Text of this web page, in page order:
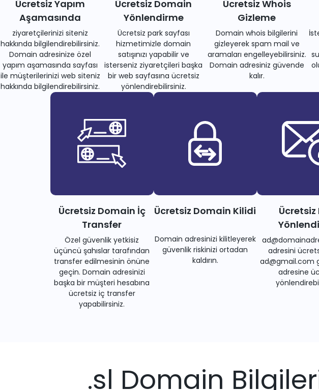
Ücretsiz Yapım
Aşamasında
ziyaretçilerinizi siteniz
hakkında bilgilendirebilirsiniz.
Domain adresinize özel
yapım aşamasında sayfası
ile müşterilerinizi web siteniz
hakkında bilgilendirebilirsiniz.
Ücretsiz Domain
Yönlendirme
Ücretsiz park sayfası
hizmetimizle domain
satışınızı yapabilir ve
isterseniz ziyaretçileri başka
bir web sayfasına ücretsiz
yönlendirebilirsiniz.
Ücretsiz Whois
Gizleme
Domain whois bilgilerini
gizleyerek spam mail ve
aramaları engelleyebilirsiniz.
Domain adresiniz güvende
kalır.
Ücretsiz Domain İç
Transfer
Özel güvenlik yetkisiz
üçüncü şahıslar tarafından
transfer edilmesinin önüne
geçin. Domain adresinizi
başka bir müşteri hesabına
ücretsiz iç transfer
yapabilirsiniz.
Ücretsiz Domain Kilidi
Domain adresinizi kilitleyerek
güvenlik riskinizi ortadan
kaldırın.
Ücretsiz
adresini
ad@gmail.com
adresine
.sl Domain